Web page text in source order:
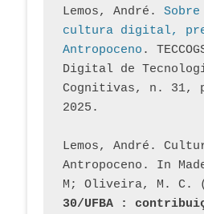
Lemos, André.
cultura digital,
Antropoceno .
Digital de
Cognitivas, n. 31,
2025.
Lemos, André.
Antropoceno. In
M; Oliveira, M. C.
30/UFBA :